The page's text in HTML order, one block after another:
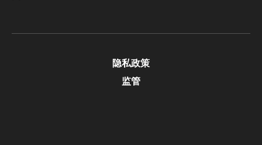
隐私政策
监管